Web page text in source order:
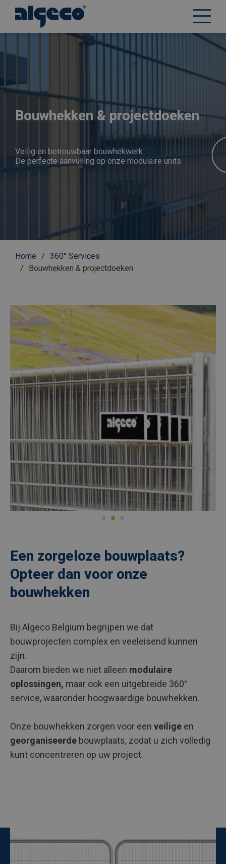
naar
Bouwhekken & projectdoeken
Veilig en betrouwbaar bouwhekwerk
De perfecte aanvulling op onze modulaire units
Kruimelpad
Home
360° Services
Bouwhekken & projectdoeken
Een zorgeloze bouwplaats?
Opteer dan voor onze
bouwhekken
Bij Algeco Belgium begrijpen we dat
bouwprojecten complex en veeleisend kunnen
zijn.
Daarom bieden we niet alleen modulaire
oplossingen, maar ook een uitgebreide 360°
service, waaronder hoogwaardige bouwhekken.
Onze bouwhekken zorgen voor een veilige en
georganiseerde bouwplaats, zodat u zich volledig
kunt concentreren op uw project.